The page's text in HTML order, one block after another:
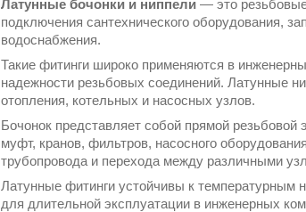
Латунные бочонки и ниппели — это
подключения сантехнического оборудования,
водоснабжения.
Такие фитинги широко применяются в
надежности резьбовых соединений. Латунные
отопления, котельных и насосных узлов.
Бочонок представляет собой прямой
муфт, кранов, фильтров, насосного
трубопровода и перехода между различными
Латунные фитинги устойчивы к
для длительной эксплуатации в инженерных